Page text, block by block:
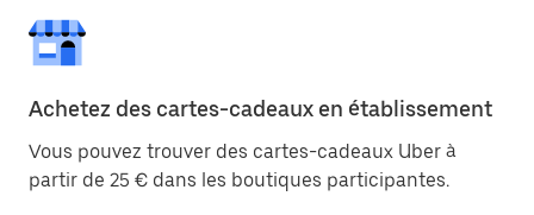
Achetez des cartes-cadeaux en établissement
Vous pouvez trouver des cartes-cadeaux Uber à
partir de 25 € dans les boutiques participantes.